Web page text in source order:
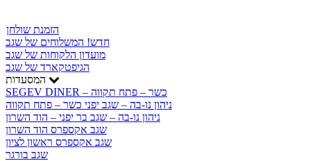
הזמנת שולחן
חדש! המשלוחים של שגב
מועדון הלקוחות של שגב
הגיפטקארד של שגב
SEGEV DINER – כשר – פתח תקווה
ניהון נו-בה – שגב יפני כשר – פתח תקווה
ניהון נו-בה – שגב בר יפני – הוד השרון
שגב אקספרס הוד השרון
שגב אקספרס ראשון לציון
שגב בורגר